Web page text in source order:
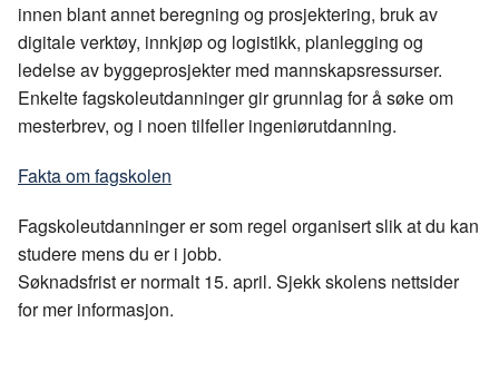
innen blant annet beregning og prosjektering, bruk av
digitale verktøy, innkjøp og logistikk, planlegging og
ledelse av byggeprosjekter med mannskapsressurser.
Enkelte fagskoleutdanninger gir grunnlag for å søke om
mesterbrev, og i noen tilfeller ingeniørutdanning.
Fakta om fagskolen
Fagskoleutdanninger er som regel organisert slik at du kan
studere mens du er i jobb.
Søknadsfrist er normalt 15. april. Sjekk skolens nettsider
for mer informasjon.